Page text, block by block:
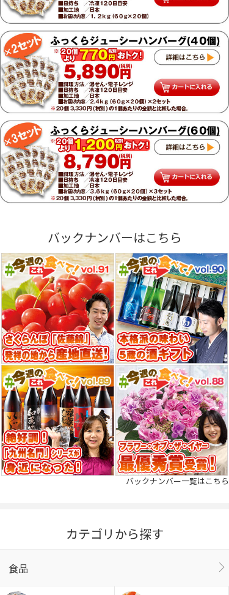
バックナンバーはこちら
バックナンバー一覧はこちら
カテゴリから探す
食品